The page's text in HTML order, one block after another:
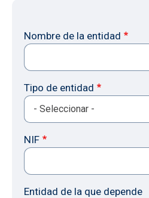
Nombre de la entidad
Tipo de entidad
NIF
Entidad de la que depende